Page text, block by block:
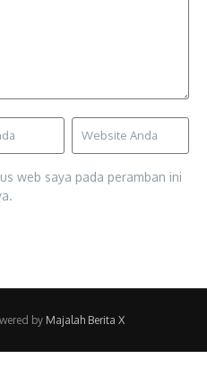
web saya pada peramban ini
by Majalah Berita X